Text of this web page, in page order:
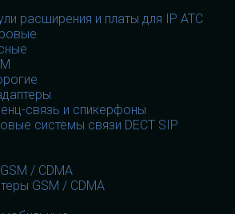
расширения и платы для IP АТС
связь и спикерфоны
системы связи DECT SIP
/ CDMA
GSM / CDMA